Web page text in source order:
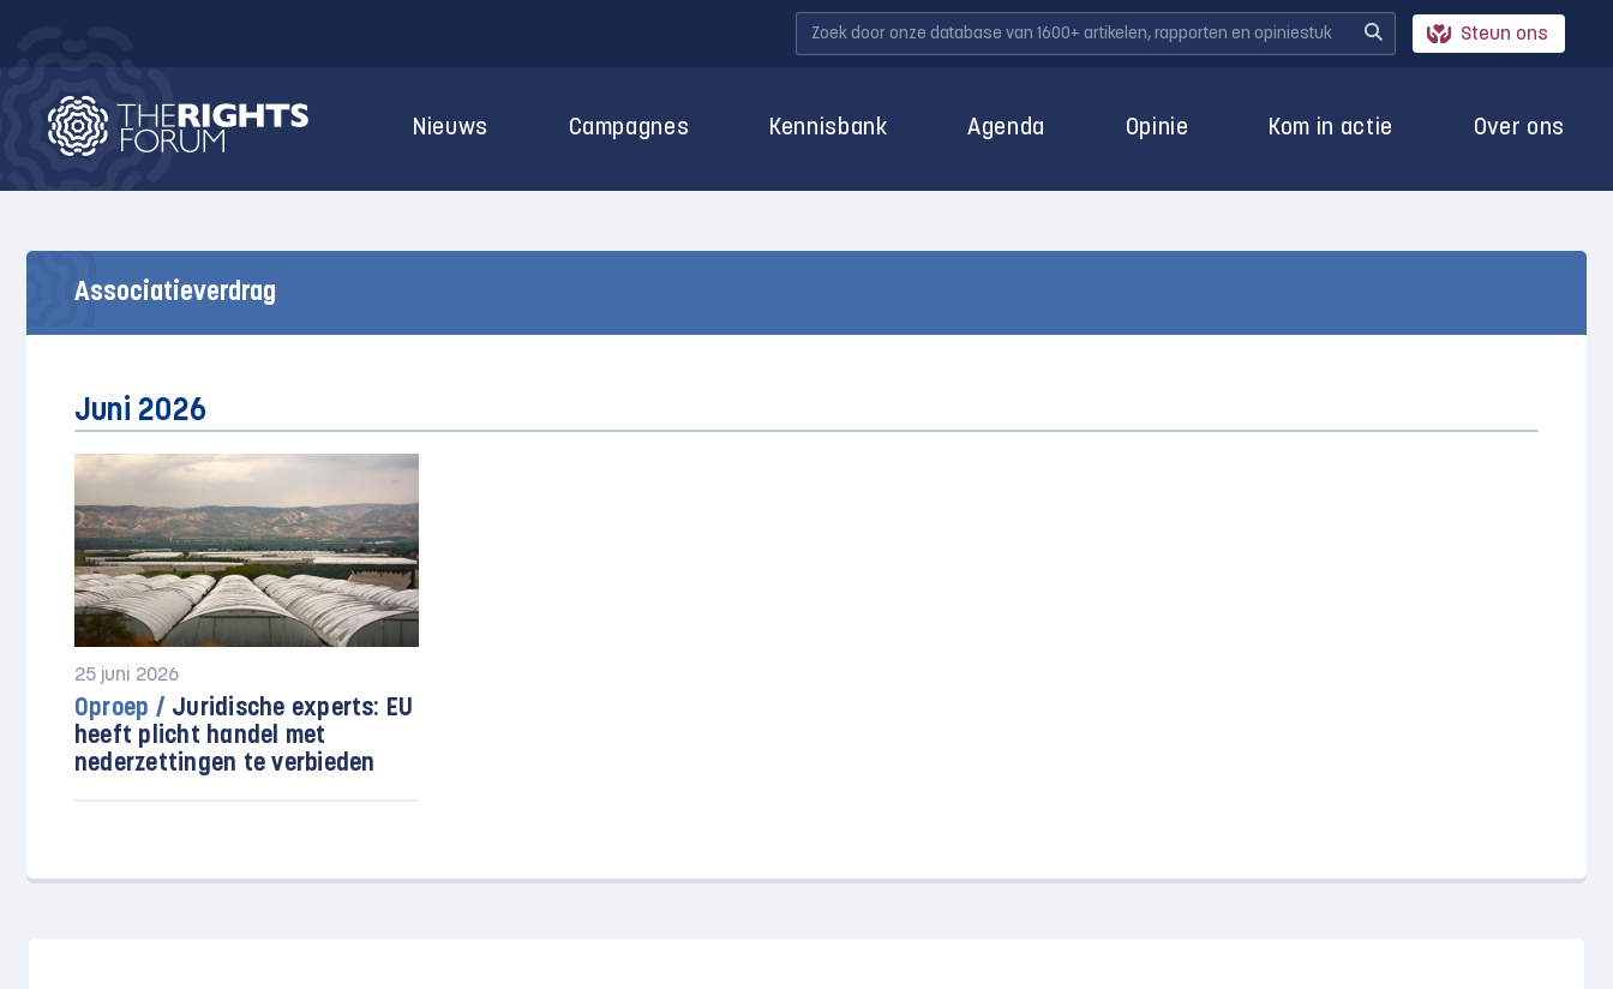
Steun ons
Nieuws Campagnes Kennisbank Agenda Opinie Kom in actie Over ons
Associatieverdrag
Juni 2026
25 juni 2026
Oproep / Juridische experts: EU
heeft plicht handel met
nederzettingen te verbieden